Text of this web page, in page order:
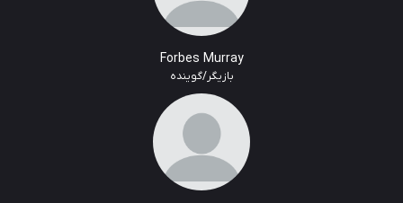
Forbes Murray
بازیگر/گوینده